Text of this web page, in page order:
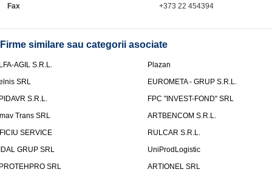
Fax +373 22 454394
Firme similare sau categorii asociate
AGIL S.R.L.
Plazan
SRL
EUROMETA - GRUP S.R.L.
S.R.L.
FPC "INVEST-FOND" SRL
Trans SRL
ARTBENCOM S.R.L.
SERVICE
RULCAR S.R.L.
GRUP SRL
UniProdLogistic
SRL
ARTIONEL SRL